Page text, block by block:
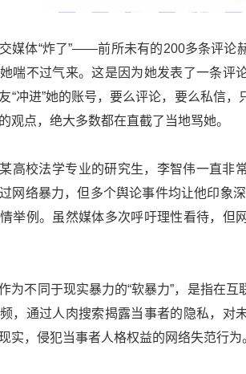
媒体“炸了”——前所未有的200多条评论
喘不过气来。这是因为她发表了一条评
“冲进”她的账号，要么评论，要么私信
观点，绝大多数都在直截了当地骂她。
高校法学专业的研究生，李智伟一直非
网络暴力，但多个舆论事件均让他印象
举例。虽然媒体多次呼吁理性看待，但
为不同于现实暴力的“软暴力”，是指在
，通过人肉搜索揭露当事者的隐私，对
实，侵犯当事者人格权益的网络失范行为